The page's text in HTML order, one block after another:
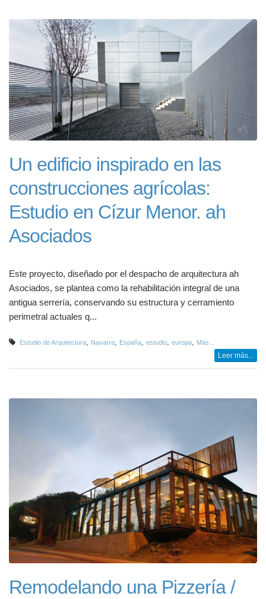
Un edificio inspirado en las
construcciones agrícolas:
Estudio en Cízur Menor. ah
Asociados
Este proyecto, diseñado por el despacho de arquitectura ah
Asociados, se plantea como la rehabilitación integral de una
antigua serrería, conservando su estructura y cerramiento
perimetral actuales q...
Estudio de Arquitectura, Navarra, España, estudio, europa, Más...
Leer más...
Remodelando una Pizzería /